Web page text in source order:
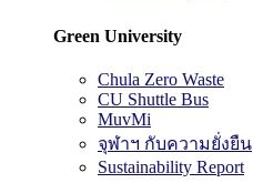
Green University
Chula Zero Waste
CU Shuttle Bus
MuvMi
จุฬาฯ กับความยั่งยืน
Sustainability Report